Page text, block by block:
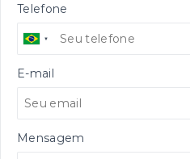
Telefone
E-mail
Mensagem